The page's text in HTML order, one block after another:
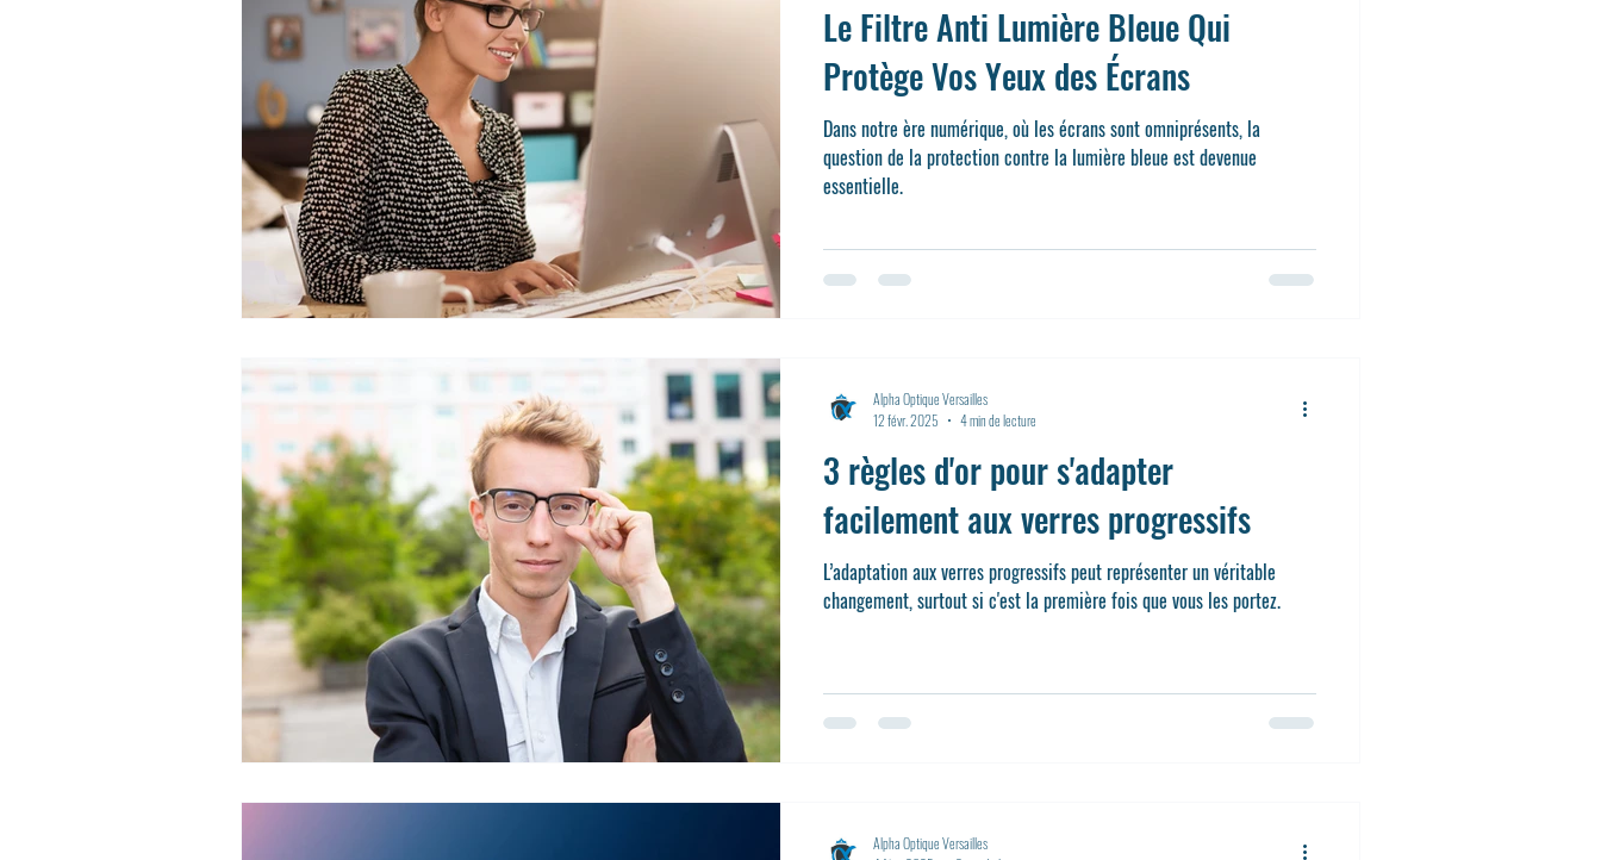
Le Filtre Anti Lumière Bleue Qui
Protège Vos Yeux des Écrans
Dans notre ère numérique, où les écrans sont omniprésents, la
question de la protection contre la lumière bleue est devenue
essentielle.
3 règles d'or pour s'adapter
facilement aux verres progressifs
L’adaptation aux verres progressifs peut représenter un véritable
changement, surtout si c'est la première fois que vous les portez.
Alpha Optique Versailles
12 févr. 2025
4 min de lecture
Alpha Optique Versailles